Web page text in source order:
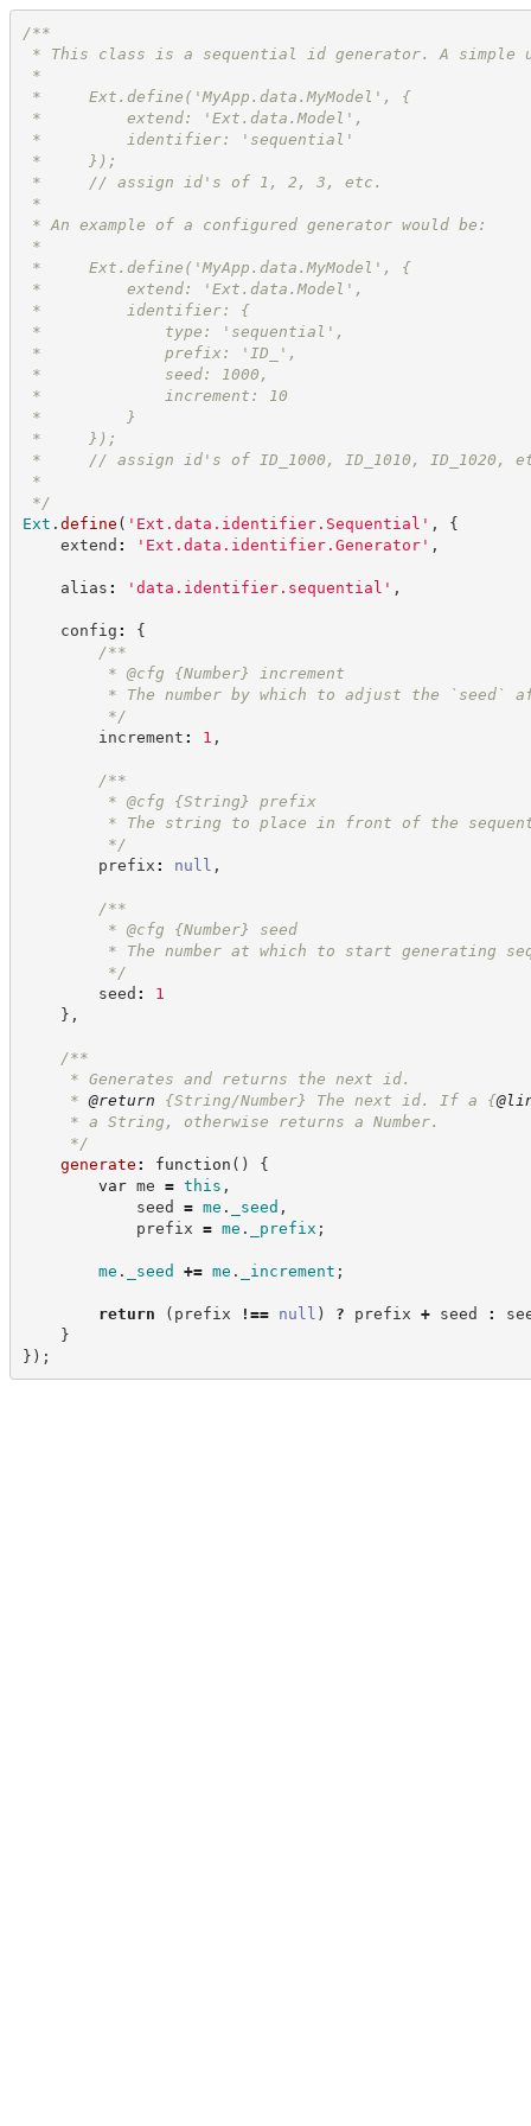
/**
* This class is a sequential id generator. A simple
*
*     Ext.define('MyApp.data.MyModel', {
*         extend: 'Ext.data.Model',
*         identifier: 'sequential'
*     });
*     // assign id's of 1, 2, 3, etc.
*
* An example of a configured generator would be:
*
*     Ext.define('MyApp.data.MyModel', {
*         extend: 'Ext.data.Model',
*         identifier: {
*             type: 'sequential',
*             prefix: 'ID_',
*             seed: 1000,
*             increment: 10
*         }
*     });
*     // assign id's of ID_1000, ID_1010, ID_1020,
*
*/
Ext . define ( ' Ext.data.identifier.Sequential ' ,
{
extend : ' Ext.data.identifier.Generator' ,
alias : ' data.identifier.sequential ' ,
config :
{
/**
* @cfg {Number}
increment
* The number by which to adjust the `seed`
*/
increment : 1 ,
/**
* @cfg {String}
prefix
* The string to place in front of the sequential
*/
prefix : null ,
/**
* @cfg {Number}
seed
* The number at which to start generating
*/
seed :
1
} ,
/**
* Generates and returns the next id.
* @return {String/Number} The next id. If a {
* a String, otherwise returns a Number.
*/
generate : function ( )
{
var me = this ,
seed = me . _seed ,
prefix = me . _prefix ;
me . _seed += me . _increment ;
return ( prefix !== null ) ? prefix + seed :
}
} ) ;